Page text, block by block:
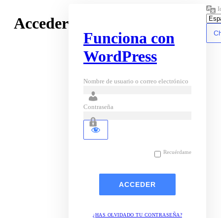
Acceder
Funciona con
WordPress
Nombre de usuario o correo electrónico
Contraseña
Recuérdame
¿HAS OLVIDADO TU CONTRASEÑA?